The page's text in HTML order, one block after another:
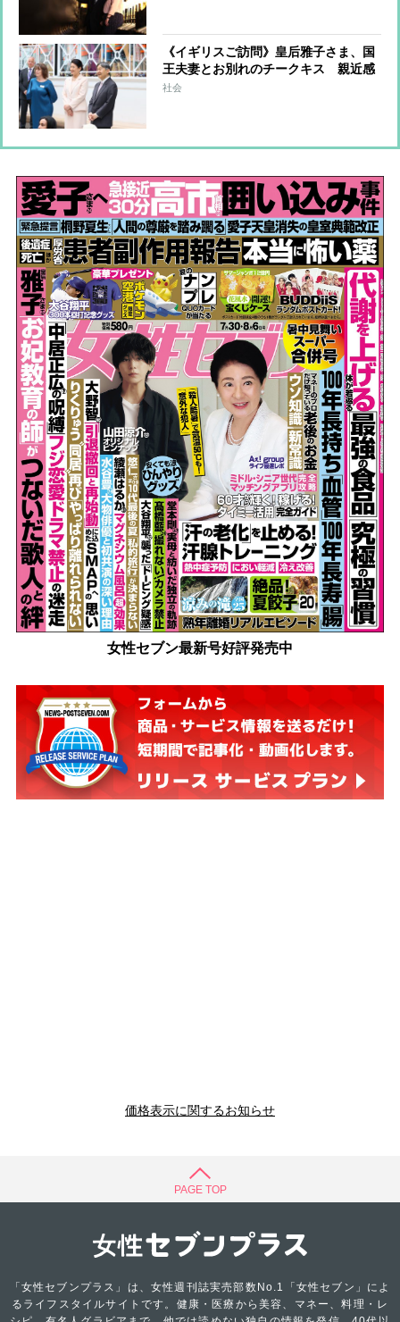
《イギリスご訪問》皇后雅子さま、国
王夫妻とお別れのチークキス 親近感
あふれるペールピンクのセットアップ
社会
女性セブン最新号好評発売中
価格表示に関するお知らせ
PAGE TOP
「女性セブンプラス」は、女性週刊誌実売部数No.1「女性セブン」によ
るライフスタイルサイトです。健康・医療から美容、マネー、料理・レ